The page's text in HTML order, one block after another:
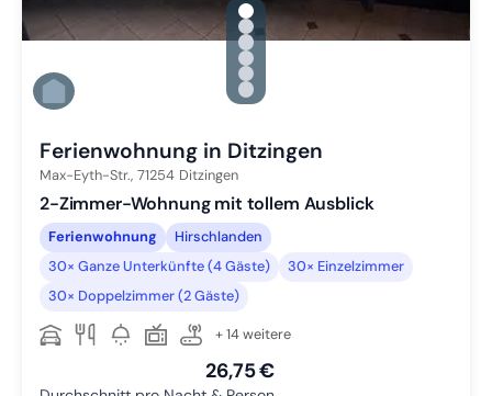
gallery.slide_selector
Zu Slide 1 wechseln
Zu Slide 2 wechseln
Zu Slide 3 wechseln
Zu Slide 4 wechseln
Zu Slide 5 wechseln
Zu Slide 6 wechseln
Ferienwohnung in Ditzingen
Max-Eyth-Str., 71254 Ditzingen
2-Zimmer-Wohnung mit tollem Ausblick
Ferienwohnung
Hirschlanden
30× Ganze Unterkünfte (4 Gäste)
30× Einzelzimmer
30× Doppelzimmer (2 Gäste)
+ 14 weitere
26,75 €